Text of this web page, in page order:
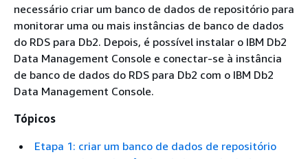
necessário criar um banco de dados de repositório para
monitorar uma ou mais instâncias de banco de dados
do RDS para Db2. Depois, é possível instalar o IBM Db2
Data Management Console e conectar-se à instância
de banco de dados do RDS para Db2 com o IBM Db2
Data Management Console.
Tópicos
Etapa 1: criar um banco de dados de repositório